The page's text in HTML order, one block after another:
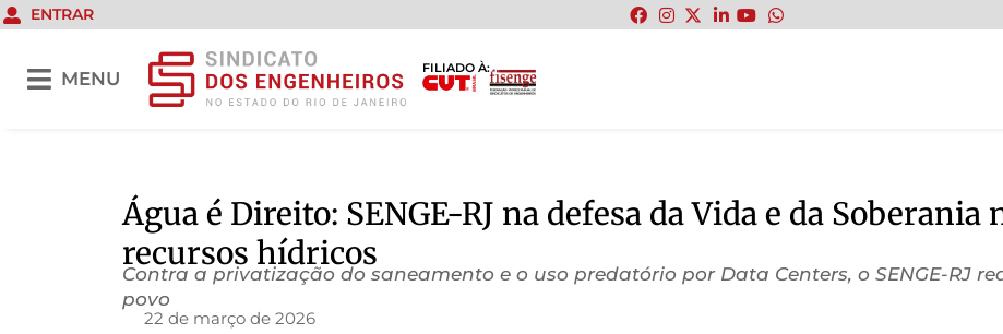
ENTRAR
MENU
FILIADO À:
Água é Direito: SENGE-RJ na defesa da Vida e da Soberania
recursos hídricos
Contra a privatização do saneamento e o uso predatório por Data Centers, o SENGE-RJ
povo
22 de março de 2026